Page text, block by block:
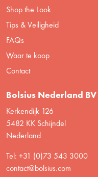
Shop the Look
Tips & Veiligheid
FAQs
Waar te koop
Contact
Bolsius Nederland BV
Kerkendijk 126
5482 KK Schijndel
Nederland
Tel: +31 (0)73 543 3000
contact@bolsius.com